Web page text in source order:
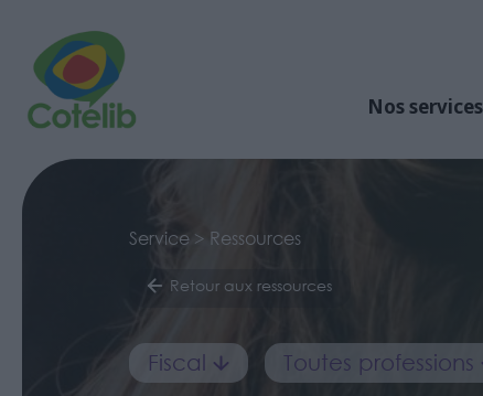
Nos services
Service > Ressources
Retour aux ressources
Fiscal Toutes professions